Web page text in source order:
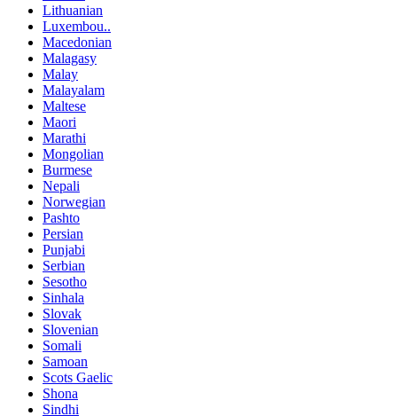
Lithuanian
Luxembou..
Macedonian
Malagasy
Malay
Malayalam
Maltese
Maori
Marathi
Mongolian
Burmese
Nepali
Norwegian
Pashto
Persian
Punjabi
Serbian
Sesotho
Sinhala
Slovak
Slovenian
Somali
Samoan
Scots Gaelic
Shona
Sindhi